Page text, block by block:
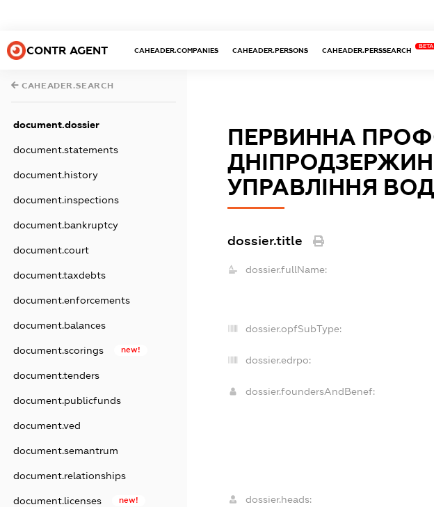
CONTR AGENT CAHEADER.COMPANIES CAHEADER.PERSONS CAHEADER.PERSSEARCH
BETA
CAHEADER.SEARCH
document.dossier
document.statements
document.history
document.inspections
document.bankruptcy
document.court
document.taxdebts
document.enforcements
document.balances
document.scorings new!
document.tenders
document.publicfunds
document.ved
document.semantrum
document.relationships
document.licenses new!
ПЕРВИННА
УПРАВЛІННЯ
dossier.title
dossier.fullName:
dossier.opfSubType:
dossier.edrpo:
dossier.foundersAndBenef:
dossier.heads: